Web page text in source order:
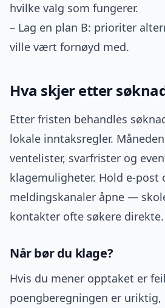
hvilke valg som fungerer.
– Lag en plan B: prioriter
ville vært fornøyd med.
Hva skjer etter
Etter fristen behandles
lokale inntaksregler.
ventelister, svarfrister og
klagemuligheter. Hold e-post
meldingskanaler åpne —
kontakter ofte søkere direkte.
Når bør du klage?
Hvis du mener opptaket er
poengberegningen er